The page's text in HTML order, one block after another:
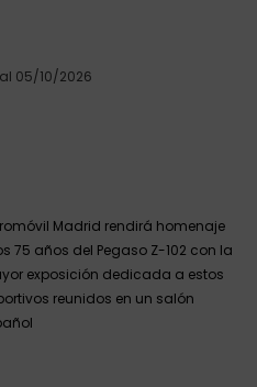
05/10/2026
Madrid rendirá homenaje
75 años del Pegaso Z-102 con la
exposición dedicada a estos
reunidos en un salón